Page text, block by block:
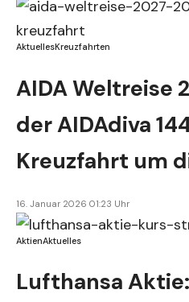
AktuellesKreuzfahrten
AIDA Weltreise
der AIDAdiva
Kreuzfahrt um
16. Januar 2026 01:23 Uhr
AktienAktuelles
Lufthansa